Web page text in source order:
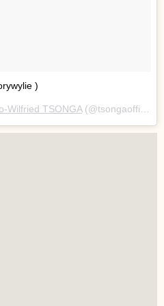
)
Wilfried TSONGA(@tsongaofficiel) le